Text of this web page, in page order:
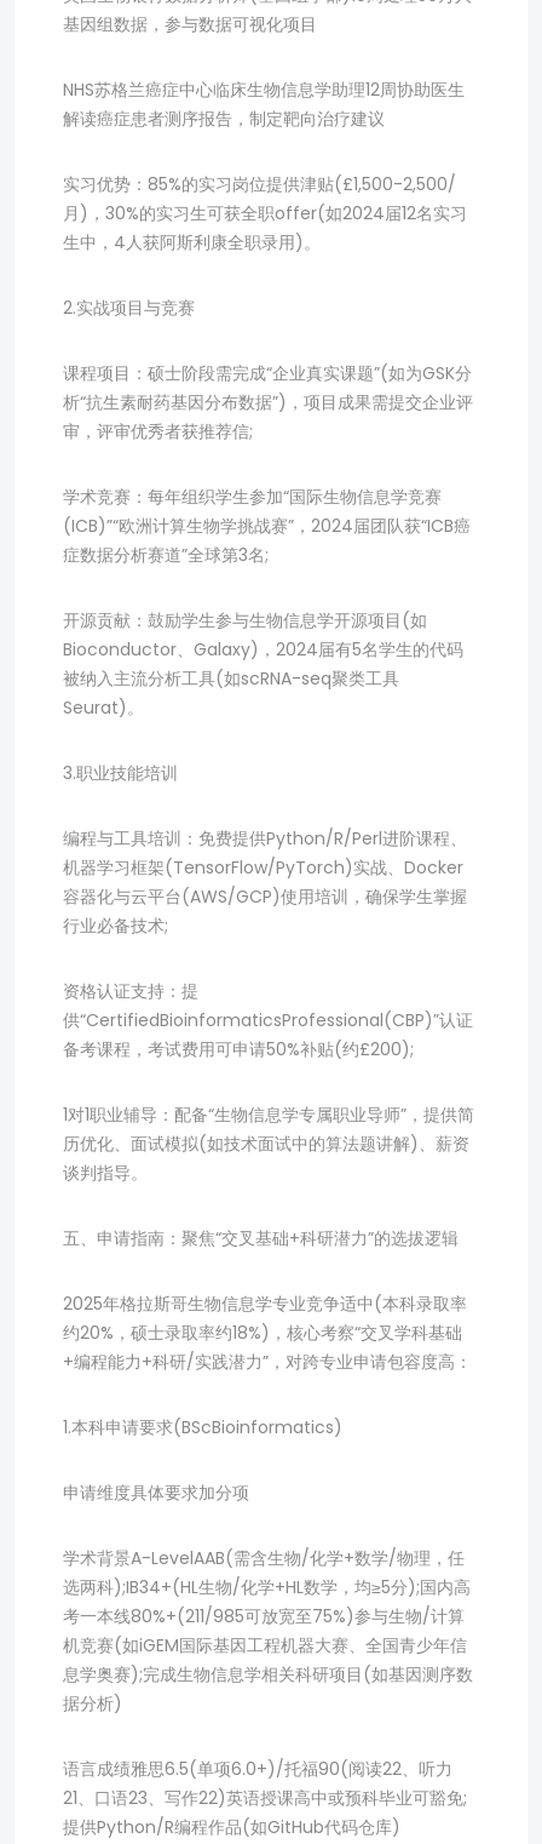
基因组数据，参与数据可视化项目
NHS苏格兰癌症中心临床生物信息学助理12周协助医生
解读癌症患者测序报告，制定靶向治疗建议
实习优势：85%的实习岗位提供津贴(£1,500-2,500/
月)，30%的实习生可获全职offer(如2024届12名实习
生中，4人获阿斯利康全职录用)。
2.实战项目与竞赛
课程项目：硕士阶段需完成“企业真实课题”(如为GSK分
析“抗生素耐药基因分布数据”)，项目成果需提交企业评
审，评审优秀者获推荐信;
学术竞赛：每年组织学生参加“国际生物信息学竞赛
(ICB)”“欧洲计算生物学挑战赛”，2024届团队获“ICB癌
症数据分析赛道”全球第3名;
开源贡献：鼓励学生参与生物信息学开源项目(如
Bioconductor、Galaxy)，2024届有5名学生的代码
被纳入主流分析工具(如scRNA-seq聚类工具
Seurat)。
3.职业技能培训
编程与工具培训：免费提供Python/R/Perl进阶课程、
机器学习框架(TensorFlow/PyTorch)实战、Docker
容器化与云平台(AWS/GCP)使用培训，确保学生掌握
行业必备技术;
资格认证支持：提
供“CertifiedBioinformaticsProfessional(CBP)”认证
备考课程，考试费用可申请50%补贴(约£200);
1对1职业辅导：配备“生物信息学专属职业导师”，提供简
历优化、面试模拟(如技术面试中的算法题讲解)、薪资
谈判指导。
五、申请指南：聚焦“交叉基础+科研潜力”的选拔逻辑
2025年格拉斯哥生物信息学专业竞争适中(本科录取率
约20%，硕士录取率约18%)，核心考察“交叉学科基础
+编程能力+科研/实践潜力”，对跨专业申请包容度高：
1.本科申请要求(BScBioinformatics)
申请维度具体要求加分项
学术背景A-LevelAAB(需含生物/化学+数学/物理，任
选两科);IB34+(HL生物/化学+HL数学，均≥5分);国内高
考一本线80%+(211/985可放宽至75%)参与生物/计算
机竞赛(如iGEM国际基因工程机器大赛、全国青少年信
息学奥赛);完成生物信息学相关科研项目(如基因测序数
据分析)
语言成绩雅思6.5(单项6.0+)/托福90(阅读22、听力
21、口语23、写作22)英语授课高中或预科毕业可豁免;
提供Python/R编程作品(如GitHub代码仓库)